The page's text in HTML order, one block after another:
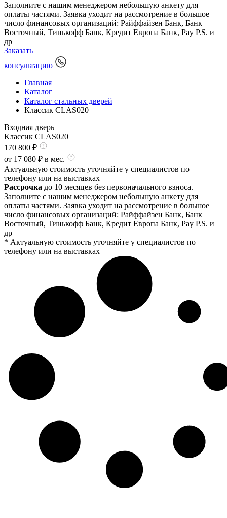
Заполните с нашим менеджером небольшую анкету для
оплаты частями. Заявка уходит на рассмотрение в большое
число финансовых организаций: Райффайзен Банк, Банк
Восточный, Тинькофф Банк, Кредит Европа Банк, Pay P.S. и
др
Заказать
консультацию
Главная
Каталог
Каталог стальных дверей
Классик CLAS020
Входная дверь
Классик CLAS020
170 800 ₽
от 17 080 ₽ в мес.
Актуальную стоимость уточняйте у специалистов по
телефону или на выставках
Рассрочка до 10 месяцев без первоначального взноса.
Заполните с нашим менеджером небольшую анкету для
оплаты частями. Заявка уходит на рассмотрение в большое
число финансовых организаций: Райффайзен Банк, Банк
Восточный, Тинькофф Банк, Кредит Европа Банк, Pay P.S. и
др
* Актуальную стоимость уточняйте у специалистов по
телефону или на выставках